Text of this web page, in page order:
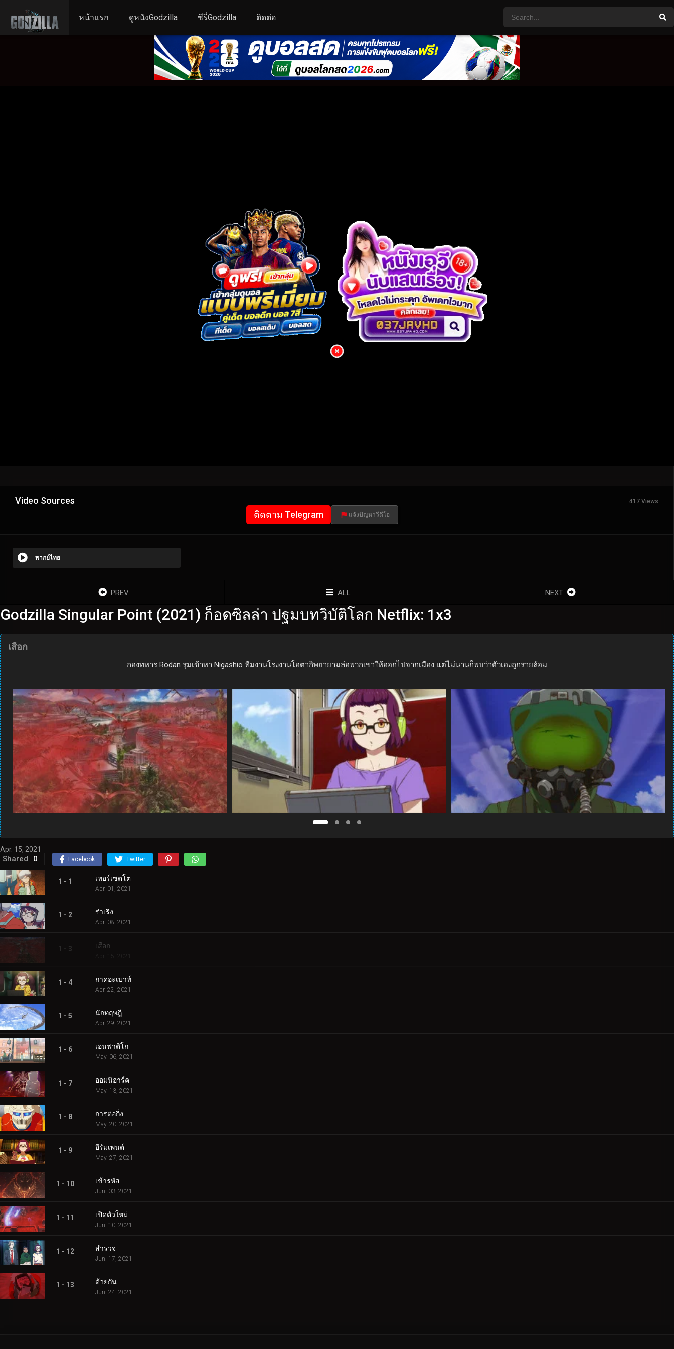
หน้าแรก ดูหนังGodzilla ซีรี่Godzilla ติดต่อ
Video Sources 417 Views
ติดตาม Telegram แจ้งปัญหาวีดีโอ
พากย์ไทย
PREV ALL NEXT
Godzilla Singular Point (2021) ก็อดซิลล่า ปฐมบทวิบัติโลก Netflix: 1x3
เสือก
กองทหาร Rodan รุมเข้าหา Nigashio ทีมงานโรงงานโอตากิพยายามล่อพวกเขาให้ออกไปจากเมือง แต่ไม่นานก็พบว่าตัวเองถูกรายล้อม
Apr. 15, 2021
Shared 0 Facebook Twitter
1 - 1 เทอร์เซตโต
Apr. 01, 2021
1 - 2 ร่าเริง
Apr. 08, 2021
1 - 3 เสือก
Apr. 15, 2021
1 - 4 กาดอะเบาท์
Apr. 22, 2021
1 - 5 นักทฤษฎี
Apr. 29, 2021
1 - 6 เอนฟาติโก
May. 06, 2021
1 - 7 ออมนิอาร์ค
May. 13, 2021
1 - 8 การต่อกิ่ง
May. 20, 2021
1 - 9 อีรัมเพนต์
May. 27, 2021
1 - 10 เข้ารหัส
Jun. 03, 2021
1 - 11 เปิดตัวใหม่
Jun. 10, 2021
1 - 12 สำรวจ
Jun. 17, 2021
1 - 13 ด้วยกัน
Jun. 24, 2021